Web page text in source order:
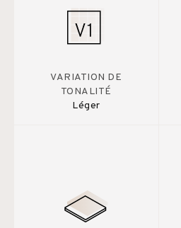
VARIATION DE
TONALITÉ
Léger